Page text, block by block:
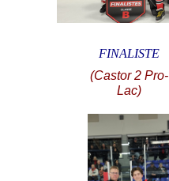
FINALISTE
(Castor 2 Pro-
Lac)